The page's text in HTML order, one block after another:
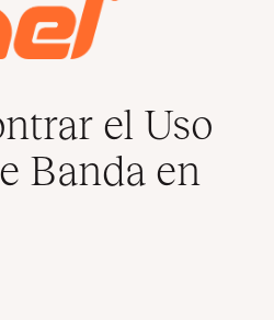
el Uso
Banda en